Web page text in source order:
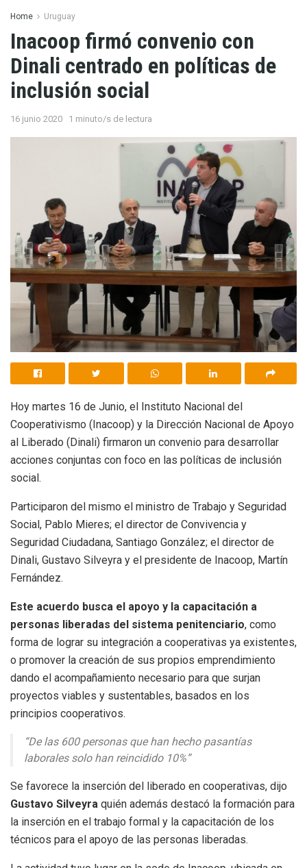
Home Uruguay
Inacoop firmó convenio con
Dinali centrado en políticas de
inclusión social
16 junio 2020 1 minuto/s de lectura
Hoy martes 16 de Junio, el Instituto Nacional del
Cooperativismo (Inacoop) y la Dirección Nacional de Apoyo
al Liberado (Dinali) firmaron un convenio para desarrollar
acciones conjuntas con foco en las políticas de inclusión
social.
Participaron del mismo el ministro de Trabajo y Seguridad
Social, Pablo Mieres; el director de Convivencia y
Seguridad Ciudadana, Santiago González; el director de
Dinali, Gustavo Silveyra y el presidente de Inacoop, Martín
Fernández.
Este acuerdo busca el apoyo y la capacitación a
personas liberadas del sistema penitenciario, como
forma de lograr su integración a cooperativas ya existentes,
o promover la creación de sus propios emprendimiento
dando el acompañamiento necesario para que surjan
proyectos viables y sustentables, basados en los
principios cooperativos.
“De las 600 personas que han hecho pasantías
laborales solo han reincidido 10%”
Se favorece la inserción del liberado en cooperativas, dijo
Gustavo Silveyra quién además destacó la formación para
la inserción en el trabajo formal y la capacitación de los
técnicos para el apoyo de las personas liberadas.